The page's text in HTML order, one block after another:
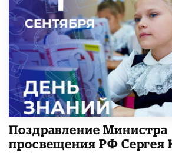
Поздравление Министра
просвещения РФ Сергея